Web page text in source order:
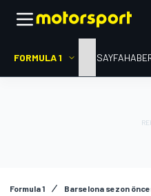
FORMULA 1 ANA SAYFA
Formula 1 Barselona sezon